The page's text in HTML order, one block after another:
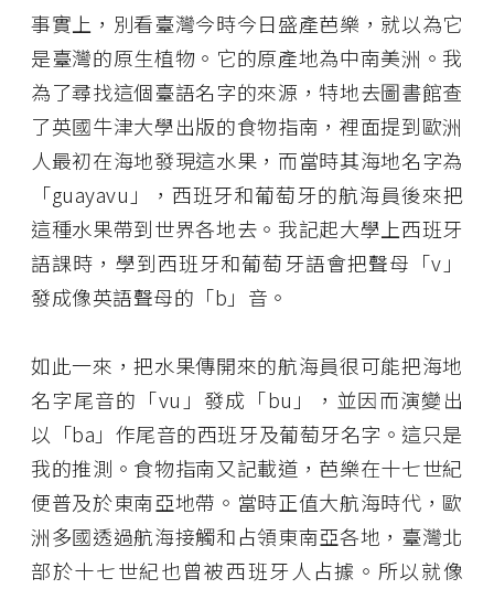
事實上，別看臺灣今時今日盛產芭樂，就以為它
是臺灣的原生植物。它的原產地為中南美洲。我
為了尋找這個臺語名字的來源，特地去圖書館查
了英國牛津大學出版的食物指南，裡面提到歐洲
人最初在海地發現這水果，而當時其海地名字為
「guayavu」，西班牙和葡萄牙的航海員後來把
這種水果帶到世界各地去。我記起大學上西班牙
語課時，學到西班牙和葡萄牙語會把聲母「v」
發成像英語聲母的「b」音。
如此一來，把水果傳開來的航海員很可能把海地
名字尾音的「vu」發成「bu」，並因而演變出
以「ba」作尾音的西班牙及葡萄牙名字。這只是
我的推測。食物指南又記載道，芭樂在十七世紀
便普及於東南亞地帶。當時正值大航海時代，歐
洲多國透過航海接觸和占領東南亞各地，臺灣北
部於十七世紀也曾被西班牙人占據。所以就像